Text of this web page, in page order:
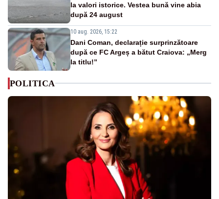
la valori istorice. Vestea bună vine abia
după 24 august
10 aug. 2026, 15:22
Dani Coman, declarație surprinzătoare
după ce FC Argeș a bătut Craiova: „Merg
la titlu!”
POLITICA